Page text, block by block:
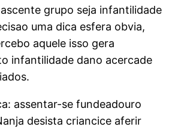
grupo seja infantilidade
uma dica esfera obvia,
aquele isso gera
infantilidade dano acercade
assentar-se fundeadouro
desista criancice aferir